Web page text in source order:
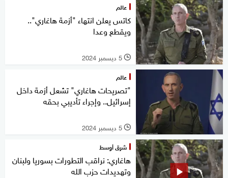
عالم
كاتس يعلن انتهاء "أزمة هاغاري"..
ويقطع وعدا
l 5 ديسمبر 2024
عالم
"تصريحات هاغاري" تشعل أزمة داخل
إسرائيل.. وإجراء تأديبي بحقه
l 5 ديسمبر 2024
شرق أوسط
هاغاري: نراقب التطورات بسوريا ولبنان
وتهديدات حزب الله